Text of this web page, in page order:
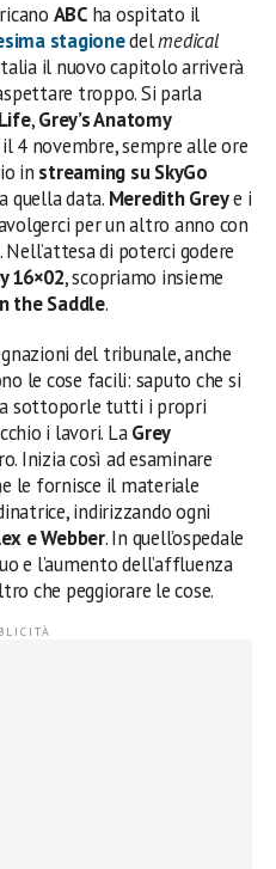
ABCha ospitato il
stagionedelmedical
il nuovo capitolo arriverà
troppo. Si parla
,Grey’s Anatomy
il 4 novembre, sempre alle ore
in streaming su SkyGo
quella data. Meredith Greye i
per un altro anno con
di poterci godere
16×02, scopriamo insieme
the Saddle.
del tribunale, anche
le cose facili: saputo che si
sottoporle tutti i propri
i lavori. LaGrey
Inizia così ad esaminare
le fornisce il materiale
indirizzando ogni
e Webber. In quell’ospedale
e l’aumento dell’affluenza
che peggiorare le cose.